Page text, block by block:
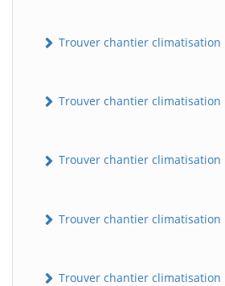
Trouver chantier climatisation
Trouver chantier climatisation
Trouver chantier climatisation
Trouver chantier climatisation
Trouver chantier climatisation